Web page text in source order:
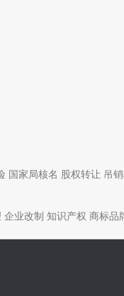
国家局核名 股权转让 吊
企业改制 知识产权 商标品